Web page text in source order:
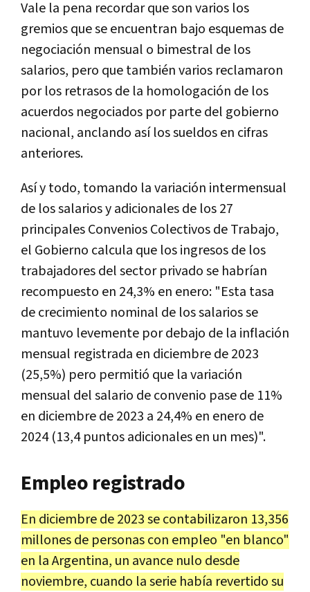
Vale la pena recordar que son varios los
gremios que se encuentran bajo esquemas de
negociación mensual o bimestral de los
salarios, pero que también varios reclamaron
por los retrasos de la homologación de los
acuerdos negociados por parte del gobierno
nacional, anclando así los sueldos en cifras
anteriores.
Así y todo, tomando la variación intermensual
de los salarios y adicionales de los 27
principales Convenios Colectivos de Trabajo,
el Gobierno calcula que los ingresos de los
trabajadores del sector privado se habrían
recompuesto en 24,3% en enero: "Esta tasa
de crecimiento nominal de los salarios se
mantuvo levemente por debajo de la inflación
mensual registrada en diciembre de 2023
(25,5%) pero permitió que la variación
mensual del salario de convenio pase de 11%
en diciembre de 2023 a 24,4% en enero de
2024 (13,4 puntos adicionales en un mes)".
Empleo registrado
En diciembre de 2023 se contabilizaron 13,356
millones de personas con empleo "en blanco"
en la Argentina, un avance nulo desde
noviembre, cuando la serie había revertido su